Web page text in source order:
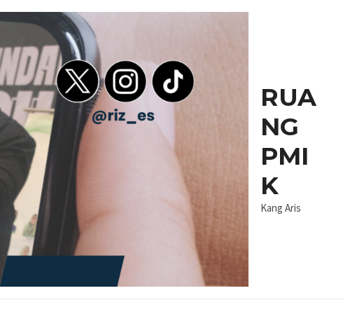
RUA
NG
PMI
K
Kang Aris